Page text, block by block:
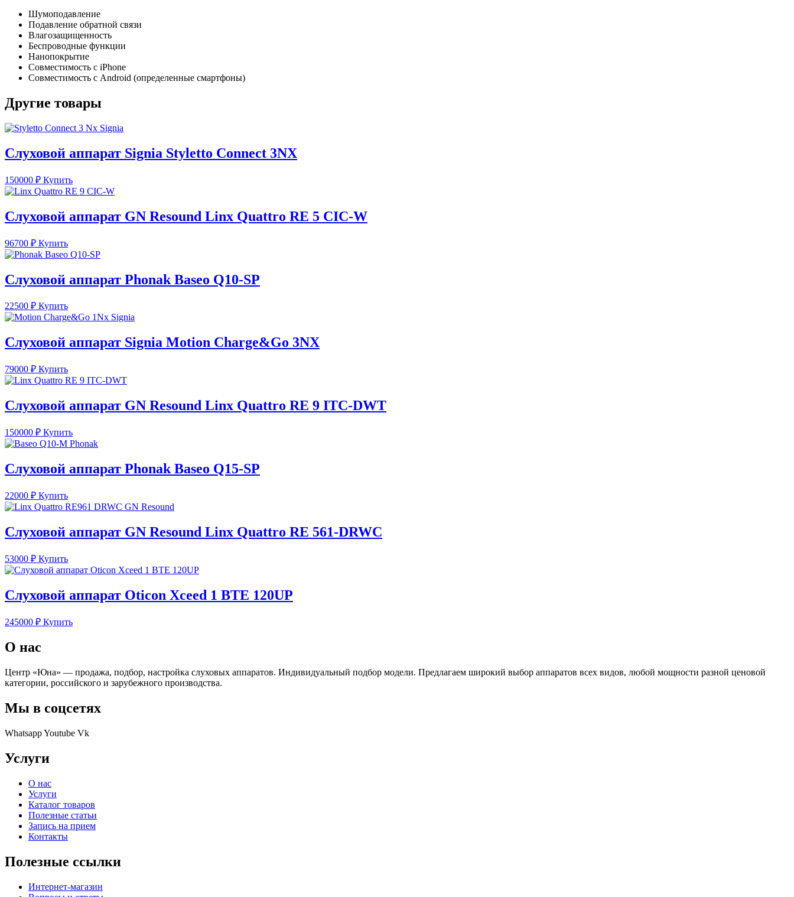
Шумоподавление
Подавление обратной связи
Влагозащищенность
Беспроводные функции
Нанопокрытие
Совместимость с iPhone
Совместимость с Android (определенные смартфоны)
Другие товары
Слуховой аппарат Signia Styletto Connect 3NX
150000 ₽ Купить
Слуховой аппарат GN Resound Linx Quattro RE 5 CIC-W
96700 ₽ Купить
Слуховой аппарат Phonak Baseo Q10-SP
22500 ₽ Купить
Слуховой аппарат Signia Motion Charge&Go 3NX
79000 ₽ Купить
Слуховой аппарат GN Resound Linx Quattro RE 9 ITC-DWT
150000 ₽ Купить
Слуховой аппарат Phonak Baseo Q15-SP
22000 ₽ Купить
Слуховой аппарат GN Resound Linx Quattro RE 561-DRWC
53000 ₽ Купить
Слуховой аппарат Oticon Xceed 1 BTE 120UP
245000 ₽ Купить
О нас
Центр «Юна» — продажа, подбор, настройка слуховых аппаратов. Индивидуальный подбор модели. Предлагаем широкий выбор аппаратов всех видов, любой мощности разной ценовой
категории, российского и зарубежного производства.
Мы в соцсетях
WhatsappYoutube Vk
Услуги
О нас
Услуги
Каталог товаров
Полезные статьи
Запись на прием
Контакты
Полезные ссылки
Интернет-магазин